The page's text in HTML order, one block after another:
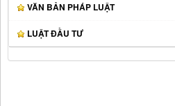
VĂN BẢN PHÁP LUẬT
LUẬT ĐẦU TƯ